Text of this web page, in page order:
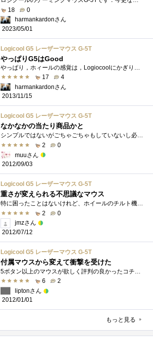
18
0
harmankardonさん
2023/05/01
Logicool G5 レーザーマウス G-5T
やっぱりG5はGood
17
4
harmankardonさん
2013/11/15
Logicool G5 レーザーマウス G-5T
なかなかの当たり商品かと
シンプルではないがごちゃごちゃもしていないし必要な機能を十分に備えているマウスです。親指上に2個のサイドボタン・チルトホイールを押し�...
2
0
muuさん
2012/09/03
Logicool G5 レーザーマウス G-5T
重さが変えられる不思議なマウス
特に困ったことはないけれど、ホイールのチルト機能を使いまくったら、最初にココがへたりました。重さが変えられるため、オモリがついてき�...
2
0
jmzさん
2012/07/12
Logicool G5 レーザーマウス G-5T
付属マウスから変えて衝撃を受けた
6
2
liptonさん
2012/01/01
もっと見る